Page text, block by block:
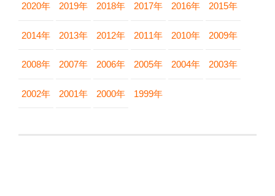
2020年 2019年 2018年 2017年 2016年 2015年
2014年 2013年 2012年 2011年 2010年 2009年
2008年 2007年 2006年 2005年 2004年 2003年
2002年 2001年 2000年 1999年